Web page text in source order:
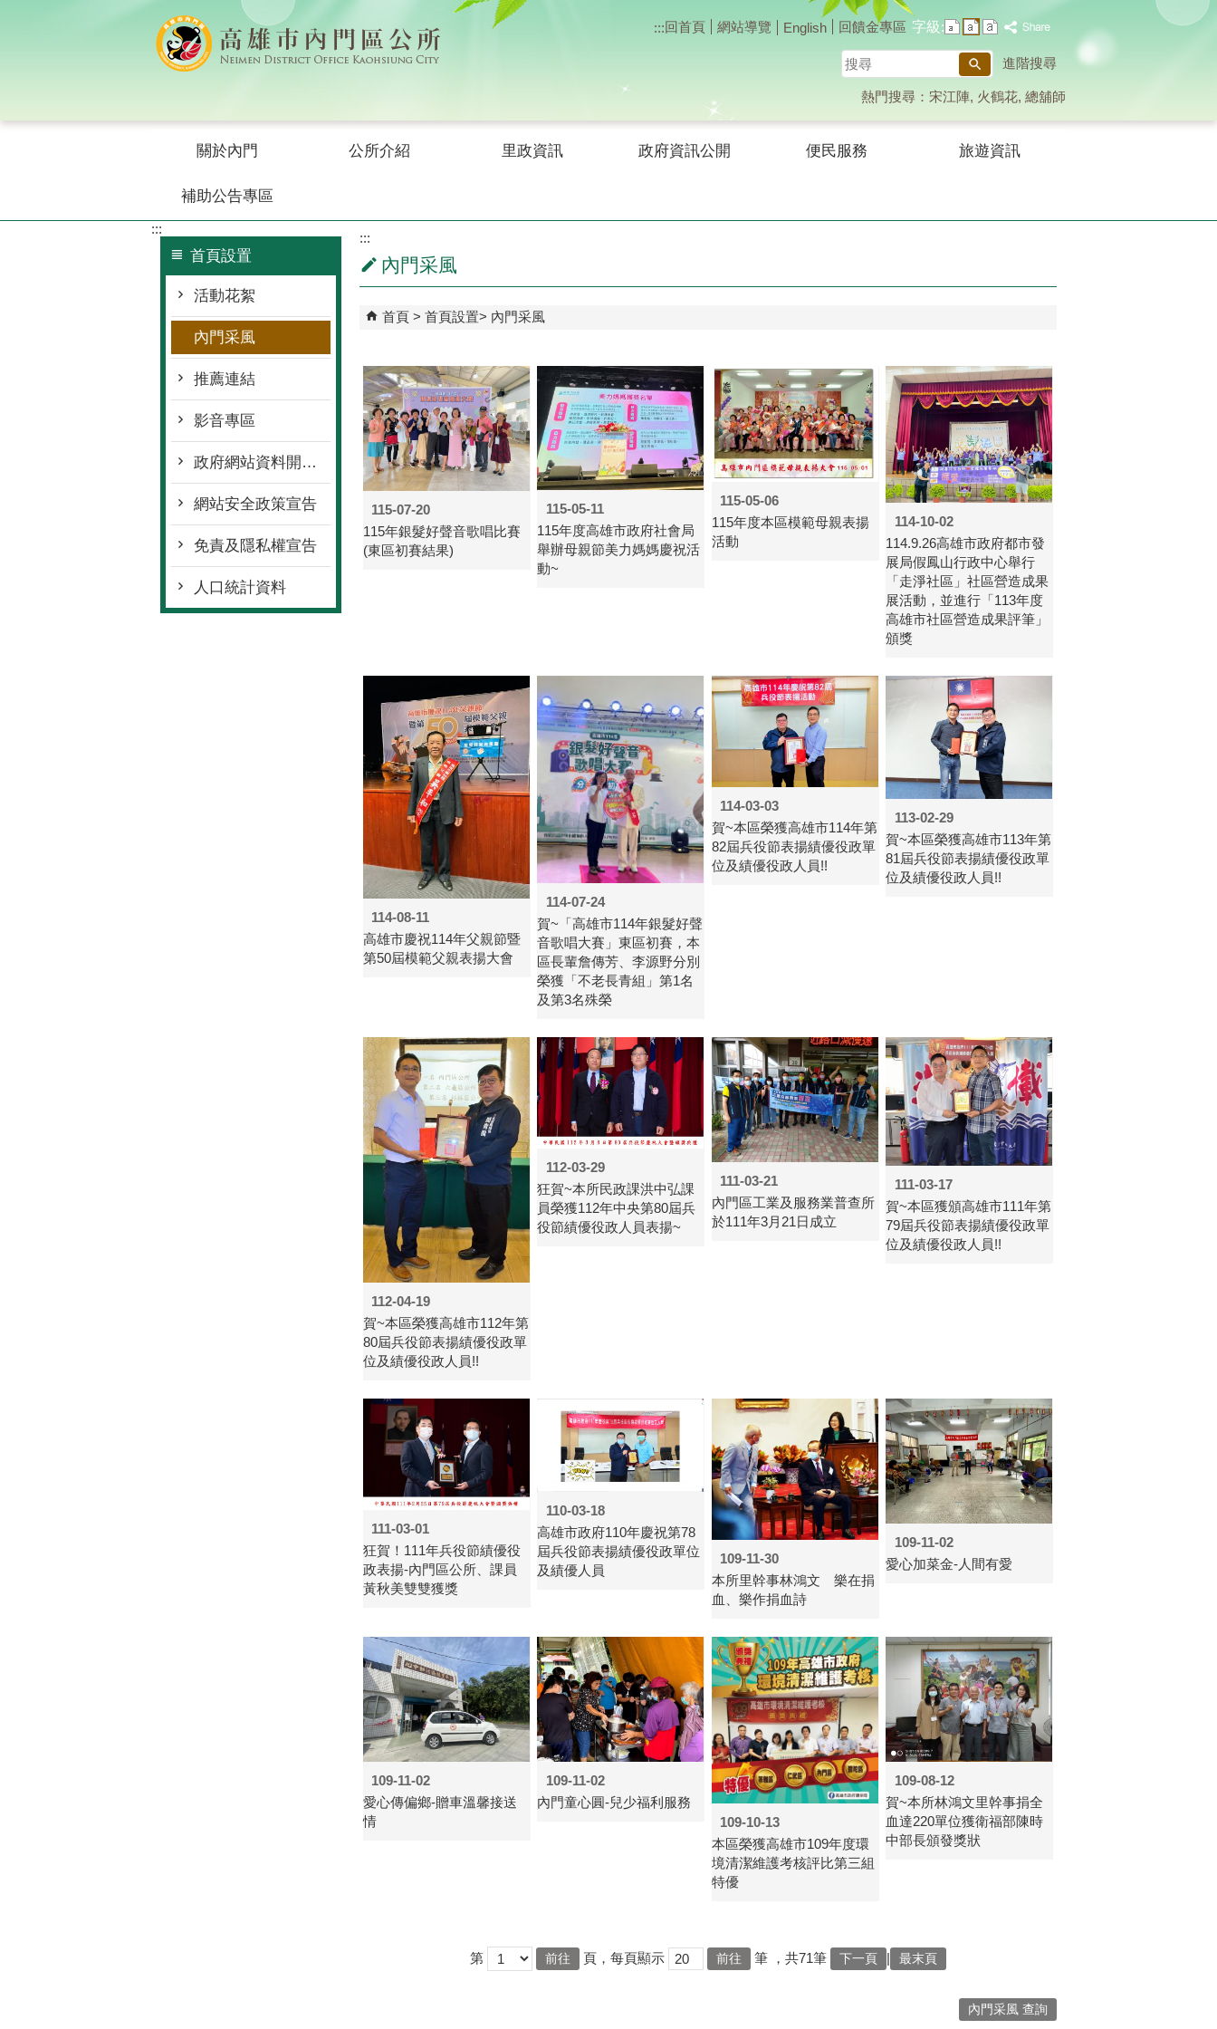
:::回首頁 網站導覽 English 回饋金專區 字級:
搜
尋
進階搜尋
熱門搜尋： 宋江陣 火鶴花 總舖師
關於內門 公所介紹 里政資訊 政府資訊公開 便民服務 旅遊資訊
補助公告專區
:::
首頁設置
活動花絮
內門采風
推薦連結
影音專區
政府網站資料開放宣告
網站安全政策宣告
免責及隱私權宣告
人口統計資料
:::
內門采風
首頁 首頁設置 內門采風
115-07-20
115年銀髮好聲音歌唱比賽
(東區初賽結果)
115-05-11
115年度高雄市政府社會局
舉辦母親節美力媽媽慶祝活
動~
115-05-06
115年度本區模範母親表揚
活動
114-10-02
114.9.26高雄市政府都市發
展局假鳳山行政中心舉行
「走淨社區」社區營造成果
展活動，並進行「113年度
高雄市社區營造成果評筆」
頒獎
114-08-11
高雄市慶祝114年父親節暨
第50屆模範父親表揚大會
114-07-24
賀~「高雄市114年銀髮好聲
音歌唱大賽」東區初賽，本
區長輩詹傳芳、李源野分別
榮獲「不老長青組」第1名
及第3名殊榮
114-03-03
賀~本區榮獲高雄市114年第
82屆兵役節表揚績優役政單
位及績優役政人員!!
113-02-29
賀~本區榮獲高雄市113年第
81屆兵役節表揚績優役政單
位及績優役政人員!!
112-04-19
賀~本區榮獲高雄市112年第
80屆兵役節表揚績優役政單
位及績優役政人員!!
112-03-29
狂賀~本所民政課洪中弘課
員榮獲112年中央第80屆兵
役節績優役政人員表揚~
111-03-21
內門區工業及服務業普查所
於111年3月21日成立
111-03-17
賀~本區獲頒高雄市111年第
79屆兵役節表揚績優役政單
位及績優役政人員!!
111-03-01
狂賀！111年兵役節績優役
政表揚-內門區公所、課員
黃秋美雙雙獲獎
110-03-18
高雄市政府110年慶祝第78
屆兵役節表揚績優役政單位
及績優人員
109-11-30
本所里幹事林鴻文 樂在捐
血、樂作捐血詩
109-11-02
愛心加菜金-人間有愛
109-11-02
愛心傳偏鄉-贈車溫馨接送
情
109-11-02
內門童心圓-兒少福利服務
109-10-13
本區榮獲高雄市109年度環
境清潔維護考核評比第三組
特優
109-08-12
賀~本所林鴻文里幹事捐全
血達220單位獲衛福部陳時
中部長頒發獎狀
第 頁，每頁顯示 筆 ，共71筆 下一頁 | 最末頁
內門采風 查詢